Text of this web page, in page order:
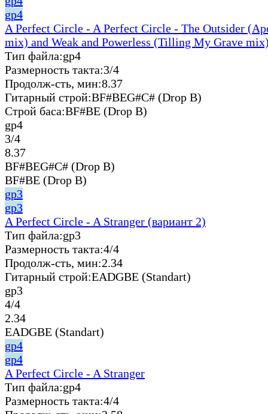
gp4
A Perfect Circle - A Perfect Circle - The Outsider
mix) and Weak and Powerless (Tilling My Grave
Тип файла:gp4
Размерность такта:3/4
Продолж-сть, мин:8.37
Гитарный строй:BF#BEG#C# (Drop B)
Строй баса:BF#BE (Drop B)
gp4
3/4
8.37
BF#BEG#C# (Drop B)
BF#BE (Drop B)
gp3
gp3
A Perfect Circle - A Stranger (вариант 2)
Тип файла:gp3
Размерность такта:4/4
Продолж-сть, мин:2.34
Гитарный строй:EADGBE (Standart)
gp3
4/4
2.34
EADGBE (Standart)
gp4
gp4
A Perfect Circle - A Stranger
Тип файла:gp4
Размерность такта:4/4